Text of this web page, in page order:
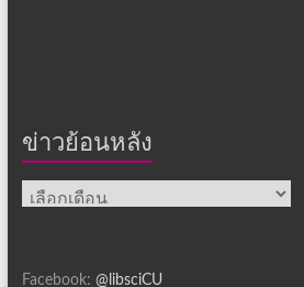
ข่าวย้อนหลัง
ข่าว
ย้อน
Facebook: @libsciCU